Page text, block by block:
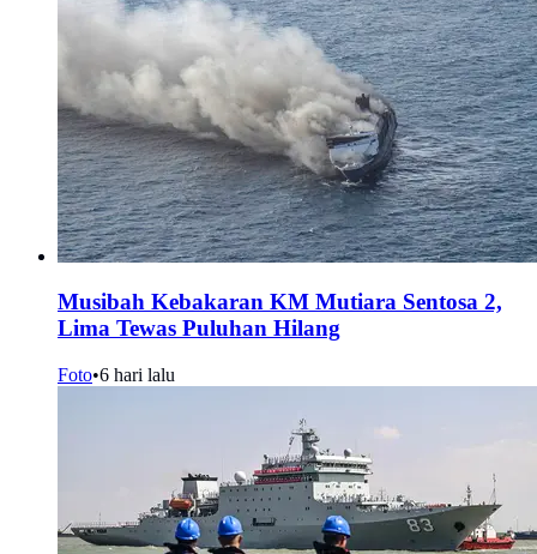
Musibah Kebakaran KM Mutiara Sentosa 2,
Lima Tewas Puluhan Hilang
Foto•6 hari lalu